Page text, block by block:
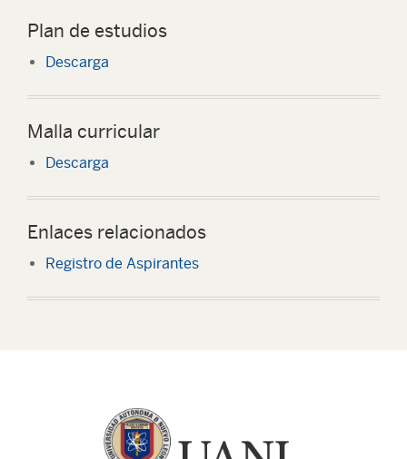
Plan de estudios
Descarga
Malla curricular
Descarga
Enlaces relacionados
Registro de Aspirantes